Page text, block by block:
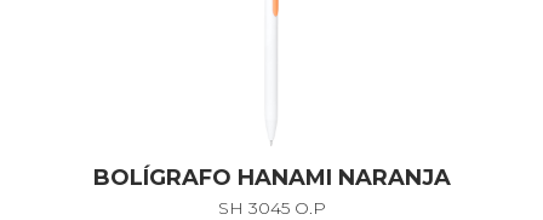
BOLÍGRAFO HANAMI NARANJA
SH 3045 O.P